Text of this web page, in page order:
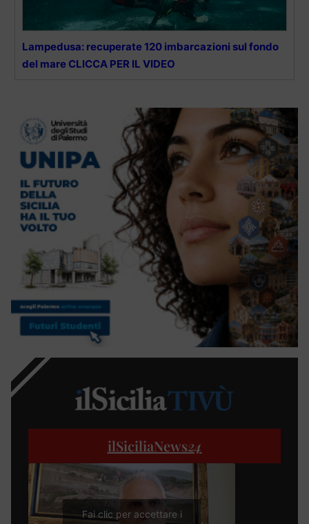
Lampedusa: recuperate 120 imbarcazioni sul fondo
del mare CLICCA PER IL VIDEO
ilSiciliaNews24
Fai clic per accettare i